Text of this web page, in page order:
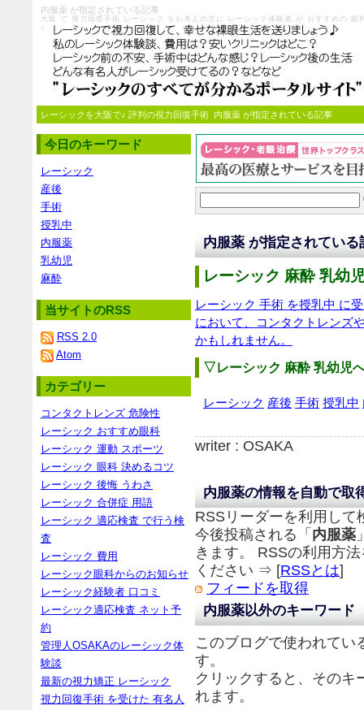
内服薬 が指定されている記事
大阪 で 視力回復手術 レーシック をお考えの方に レーシック体験者 が おすすめの
♪
レーシックを大阪で♪ 評判の視力回復手術 内服薬 が指定されている記事
内服薬 が指定されている
レーシック 麻酔 乳幼
レーシック 手術 を授乳中 に
において、コンタクトレンズ
かもしれません。
▽レーシック 麻酔 乳幼児
レーシック 産後 手術 授乳中
writer : OSAKA
内服薬の情報を自動で取
RSSリーダーを利用して
今後投稿される「 内服薬
きます。 RSSの利用方
ください ⇒ [RSSとは]
フィードを取得
内服薬以外のキーワード
このブログで使われてい
す。
クリックすると、そのキ
れます。
今日のキーワード
レーシック
産後
手術
授乳中
内服薬
乳幼児
麻酔
当サイトのRSS
RSS 2.0
Atom
カテゴリー
コンタクトレンズ 危険性
レーシック おすすめ眼科
レーシック 運動 スポーツ
レーシック 眼科 決めるコツ
レーシック 後悔 うわさ
レーシック 合併症 用語
レーシック 適応検査 で行う検
査
レーシック 費用
レーシック眼科からのお知らせ
レーシック経験者 口コミ
レーシック適応検査 ネット予
約
管理人OSAKAのレーシック体
験談
最新の視力矯正 レーシック
視力回復手術 を受けた 有名人